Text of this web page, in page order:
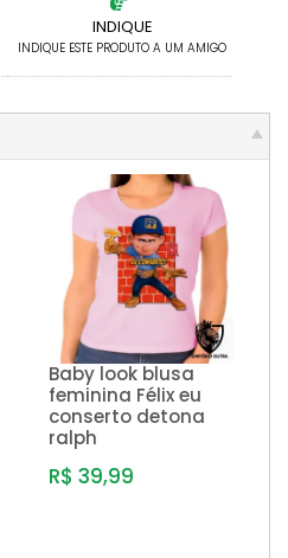
INDIQUE
INDIQUE ESTE PRODUTO A UM AMIGO
Baby look blusa
feminina Félix eu
conserto detona
ralph
R$ 39,99